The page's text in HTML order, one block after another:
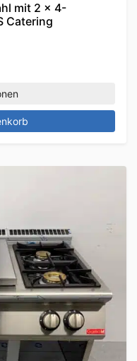
mit 2 x 4-
Catering